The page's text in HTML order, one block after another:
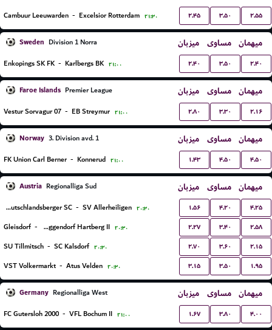
Cambuur Leeuwarden - Excelsior Rotterdam ۲۱:۳۰ ۲.۴۵ ۳.۵۰ ۲.۵۵
Sweden Division 1 Norra میزبان مساوی میهمان
Enkopings SK FK - Karlbergs BK ۲۱:۰۰ ۲.۴۰ ۳.۵۰ ۲.۴۰
Faroe Islands Premier League میزبان مساوی میهمان
07 Vestur Sorvagur - EB Streymur ۲۱:۰۰ ۲.۸۰ ۳.۳۰ ۲.۱۶
Norway 3. Division avd. 1 میزبان مساوی میهمان
FK Union Carl Berner - Konnerud ۲۱:۰۰ ۱.۴۳ ۴.۵۰ ۴.۵۰
Austria Regionalliga Sud میزبان مساوی میهمان
Deutschlandsberger SC - SV Allerheiligen ۲۰:۳۰ ۱.۵۶ ۴.۲۰ ۴.۲۵
Gleisdorf - FSC Eggendorf Hartberg II ۲۰:۳۰ ۲.۲۷ ۳.۴۰ ۲.۵۸
SU Tillmitsch - SC Kalsdorf ۲۰:۳۰ ۲.۷۰ ۳.۶۰ ۲.۱۵
VST Volkermarkt - Atus Velden ۲۰:۳۰ ۳.۱۵ ۳.۵۰ ۱.۹۵
Germany Regionalliga West میزبان مساوی میهمان
FC Gutersloh 2000 - VFL Bochum II ۲۱:۰۰ ۱.۶۷ ۳.۸۰ ۴.۰۰